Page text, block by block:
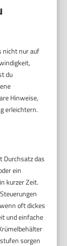
nicht nur auf
du
Hinweise,
erleichtern.
Durchsatz das
ein
kurzer Zeit.
oft dickes
und einfache
sorgen